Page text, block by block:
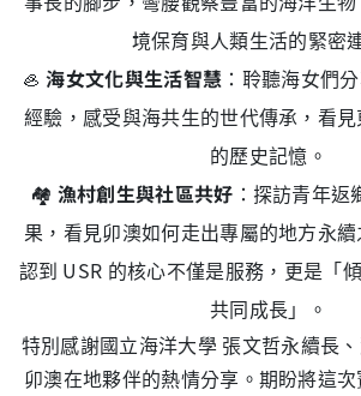
境保育與人類生活的緊密
🦪海女文化與生活智慧 ：聆聽海女們
經驗，感受與海共生的世代傳承，看
的歷史記憶。
🏘️ 漁村創生與社區共好 ：探訪青年
果，看見卯澳如何走出專屬的地方永
認到 USR 的核心不僅是服務，更是「
共同成長」。
特別感謝國立海洋大學 張文哲永續長
卯澳在地夥伴的熱情分享。期盼將這